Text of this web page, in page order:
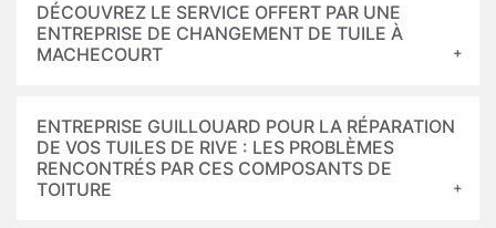
DÉCOUVREZ LE SERVICE OFFERT PAR UNE
ENTREPRISE DE CHANGEMENT DE TUILE À
MACHECOURT
ENTREPRISE GUILLOUARD POUR LA RÉPARATION
DE VOS TUILES DE RIVE : LES PROBLÈMES
RENCONTRÉS PAR CES COMPOSANTS DE
TOITURE